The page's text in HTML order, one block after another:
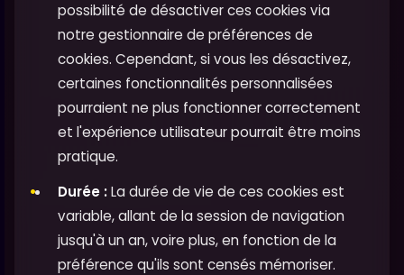
possibilité de désactiver ces cookies via
notre gestionnaire de préférences de
cookies. Cependant, si vous les désactivez,
certaines fonctionnalités personnalisées
pourraient ne plus fonctionner correctement
et l'expérience utilisateur pourrait être moins
pratique.
Durée :La durée de vie de ces cookies est
variable, allant de la session de navigation
jusqu'à un an, voire plus, en fonction de la
préférence qu'ils sont censés mémoriser.